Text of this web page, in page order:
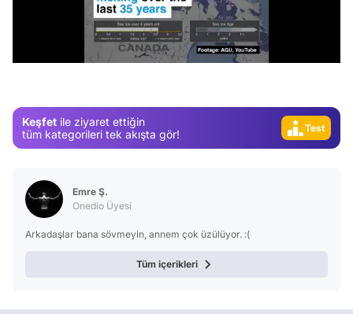
Keşfet ile ziyaret ettiğin
tüm kategorileri tek akışta gör!
Test
Emre Ş.
Onedio Üyesi
Arkadaşlar bana sövmeyin, annem çok üzülüyor. :(
Tüm içerikleri